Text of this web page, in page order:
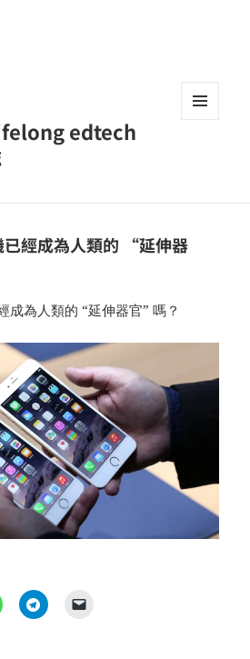
edtech
已經成為人類的 “延伸器
成為人類的 “延伸器官” 嗎？